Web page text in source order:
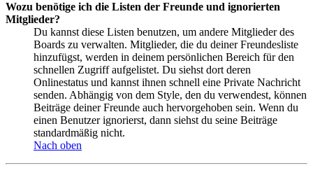
Wozu benötige ich die Listen der Freunde und ignorierten
Mitglieder?
Du kannst diese Listen benutzen, um andere Mitglieder des
Boards zu verwalten. Mitglieder, die du deiner Freundesliste
hinzufügst, werden in deinem persönlichen Bereich für den
schnellen Zugriff aufgelistet. Du siehst dort deren
Onlinestatus und kannst ihnen schnell eine Private Nachricht
senden. Abhängig von dem Style, den du verwendest, können
Beiträge deiner Freunde auch hervorgehoben sein. Wenn du
einen Benutzer ignorierst, dann siehst du seine Beiträge
standardmäßig nicht.
Nach oben